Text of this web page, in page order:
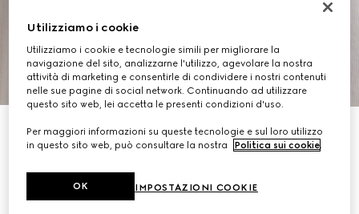
7
Polo in maglia di lana con Web
€ 1.300
Utilizziamo i cookie
Utilizziamo i cookie e tecnologie simili per migliorare la
navigazione del sito, analizzarne l'utilizzo, agevolare la nostra
attività di marketing e consentirle di condividere i nostri contenuti
nelle sue pagine di social network. Continuando ad utilizzare
questo sito web, lei accetta le presenti condizioni d'uso.
Per maggiori informazioni su queste tecnologie e sul loro utilizzo
in questo sito web, può consultare la nostra
Politica sui cookie
IMPOSTAZIONI COOKIE
OK